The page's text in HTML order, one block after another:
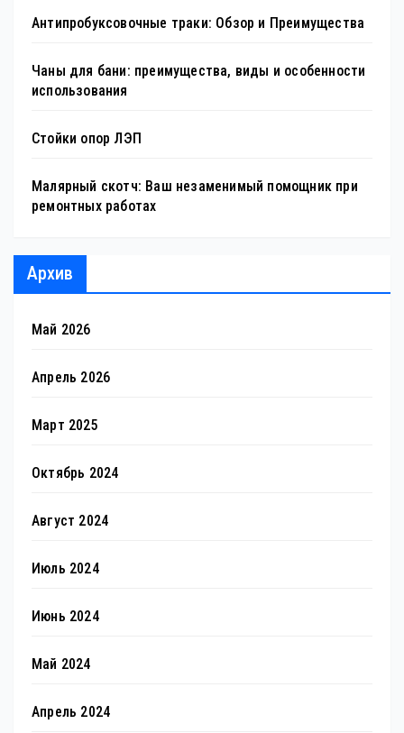
Антипробуксовочные траки: Обзор и Преимущества
Чаны для бани: преимущества, виды и особенности
использования
Стойки опор ЛЭП
Малярный скотч: Ваш незаменимый помощник при
ремонтных работах
Архив
Май 2026
Апрель 2026
Март 2025
Октябрь 2024
Август 2024
Июль 2024
Июнь 2024
Май 2024
Апрель 2024